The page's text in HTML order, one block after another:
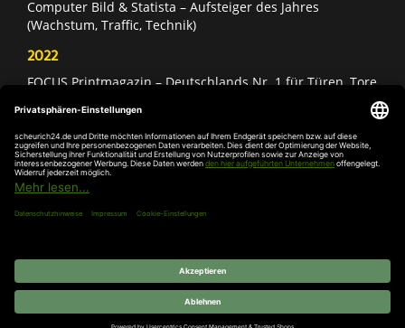
Computer Bild & Statista – Aufsteiger des Jahres
(Wachstum, Traffic, Technik)
2022
FOCUS Printmagazin – Deutschlands Nr. 1 für Türen, Tore
Deutschland Test – Bester Onlineshop 2022
FOCUS Money – Branchensieger „Rund ums Haus“
DIE WELT – Service-Champion im erlebten Kundenservice
DIE WELT – Branchengewinner Gold-Rang (Türen, Tore &
Antriebe)
© 2026 SCHEURICH GmbH